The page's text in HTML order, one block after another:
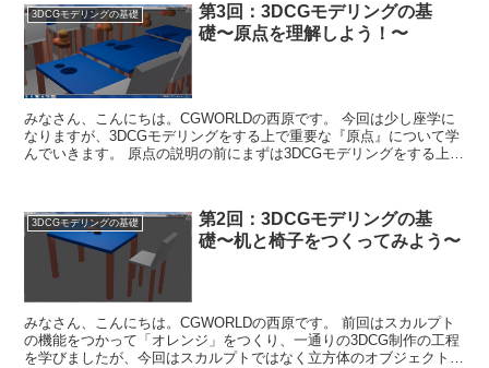
3DCGモデリングの基礎
第3回：3DCGモデリングの基
礎〜原点を理解しよう！〜
みなさん、こんにちは。CGWORLDの西原です。 今回は少し座学に
なりますが、3DCGモデリングをする上で重要な『原点』について学
んでいきます。 原点の説明の前にまずは3DCGモデリングをする上で
3DCGモデリングの基礎
第2回：3DCGモデリングの基
礎〜机と椅子をつくってみよう〜
みなさん、こんにちは。CGWORLDの西原です。 前回はスカルプト
の機能をつかって「オレンジ」をつくり、一通りの3DCG制作の工程
を学びましたが、今回はスカルプトではなく立方体のオブジェクトを